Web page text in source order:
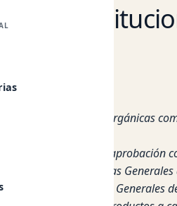
con las unidades Orgánicas
del OCI para su aprobación
acuerdo a las normas
a las Normas